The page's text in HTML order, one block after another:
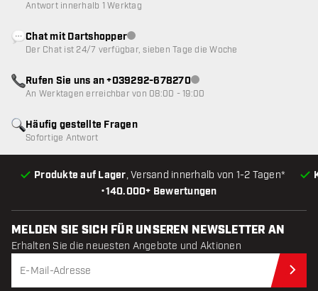
•140.000+ Bewertungen
Produkte auf Lager, Versand innerhalb von 1-2 Tagen*
Häufig gestellte Fragen
Sofortige Antwort
Antwort innerhalb 1 Werktag
Chat mit DartshopperKundenservice nicht verfügbar
Der Chat ist 24/7 verfügbar, sieben Tage die Woche
Rufen Sie uns an +039292-678270Kundenservice nicht
An Werktagen erreichbar von 08:00 - 19:00
MELDEN SIE SICH FÜR UNSEREN NEWSLETTER AN
Erhalten Sie die neuesten Angebote und Aktionen